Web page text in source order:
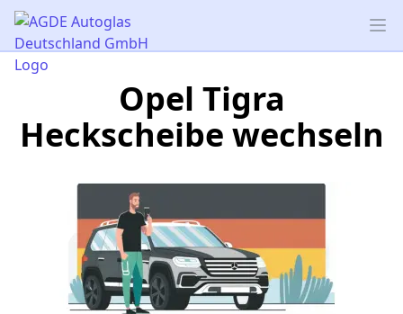
AGDE Autoglas Deutschland GmbH
Opel Tigra
Heckscheibe wechseln